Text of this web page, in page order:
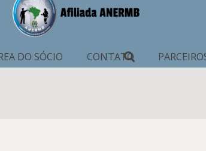
DO SÓCIO CONTATO